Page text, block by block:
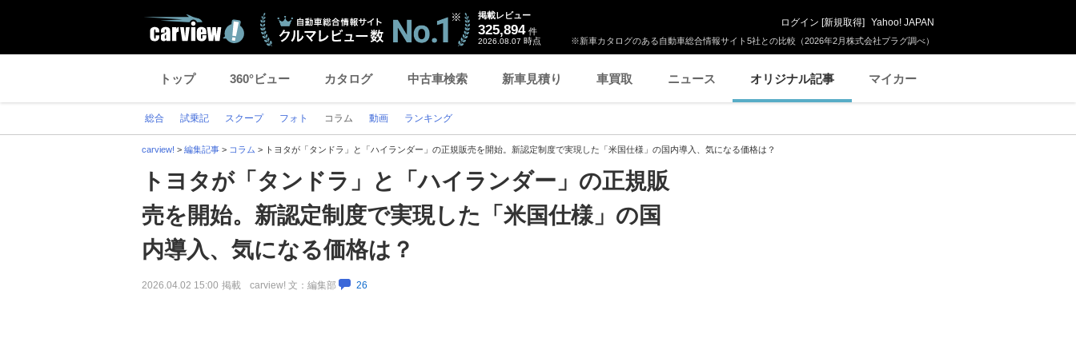
※新車カタログのある自動車総合情報サイト5社との比較（2026年2月株式会社プラグ調べ）
掲載レビュー
325,894 件
2026.08.07 時点
ログイン [新規取得] Yahoo! JAPAN
トップ 360°ビュー カタログ 中古車検索 新車見積り 車買取 ニュース オリジナル記事 マイカー
総合 試乗記 スクープ フォト コラム 動画 ランキング
carview! > 編集記事 > コラム > トヨタが「タンドラ」と「ハイランダー」の正規販売を開始。新認定制度で実現した「米国仕様」の国内導入、気になる価格は？
トヨタが「タンドラ」と「ハイランダー」の正規販
売を開始。新認定制度で実現した「米国仕様」の国
内導入、気になる価格は？
2026.04.02 15:00 掲載 carview! 文：編集部 26